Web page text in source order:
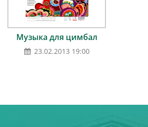
Музыка для цимбал
23.02.2013 19:00